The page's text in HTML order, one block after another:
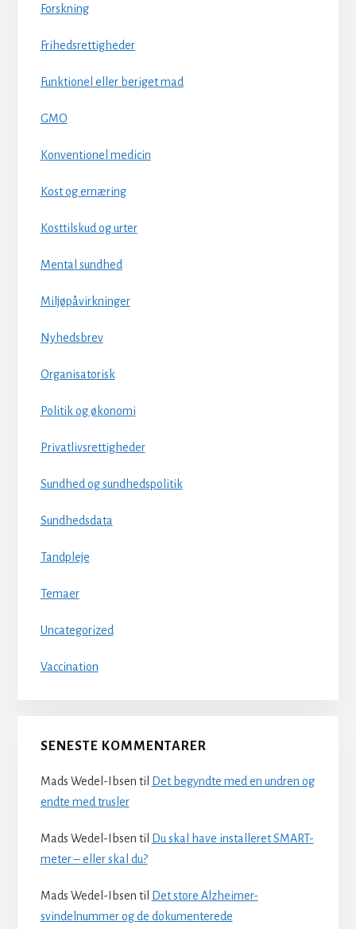
Forskning
Frihedsrettigheder
Funktionel eller beriget mad
GMO
Konventionel medicin
Kost og ernæring
Kosttilskud og urter
Mental sundhed
Miljøpåvirkninger
Nyhedsbrev
Organisatorisk
Politik og økonomi
Privatlivsrettigheder
Sundhed og sundhedspolitik
Sundhedsdata
Tandpleje
Temaer
Uncategorized
Vaccination
SENESTE KOMMENTARER
Mads Wedel-Ibsen til
Det begyndte med en undren og
endte med trusler
Mads Wedel-Ibsen til
Du skal have installeret SMART-
meter – eller skal du?
Mads Wedel-Ibsen til
Det store Alzheimer-
svindelnummer og de dokumenterede